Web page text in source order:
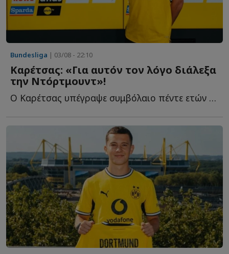
Bundesliga | 03/08 - 22:10
Καρέτσας: «Για αυτόν τον λόγο διάλεξα
την Ντόρτμουντ»!
Ο Καρέτσας υπέγραψε συμβόλαιο πέντε ετών με τον γερμανικό σ...